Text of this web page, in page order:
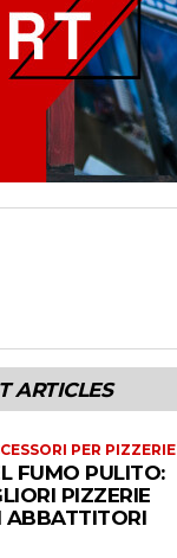
ARTICLES
PER PIZZERIE
FUMO PULITO:
PIZZERIE
ABBATTITORI